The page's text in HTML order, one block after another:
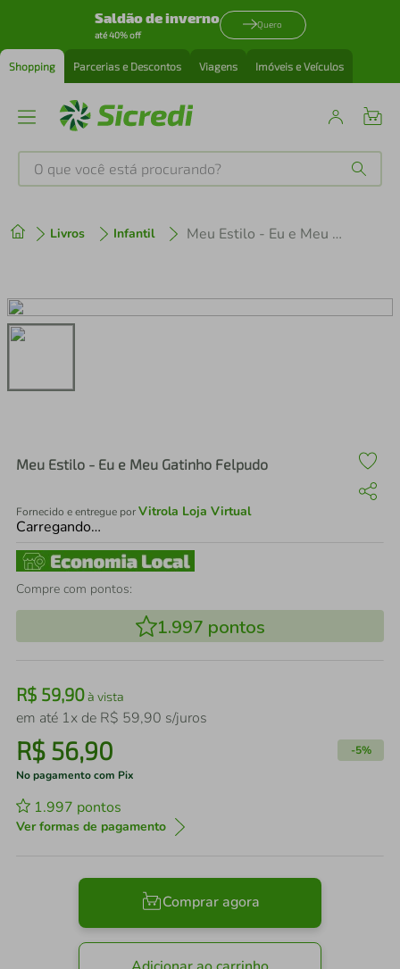
Saldão de inverno
até 40% off
Quero
Shopping Parcerias e Descontos Viagens Imóveis e Veículos
O que você está procurando?
Livros Infantil Meu Estilo - Eu e Meu Gatinho Felpudo
Meu Estilo - Eu e Meu Gatinho Felpudo
Fornecido e entregue porVitrola Loja Virtual
Carregando…
Compre com pontos:
1.997 pontos
R$ 59,90à vista
em até 1x de R$ 59,90 s/juros
R$ 56,90 -5%
No pagamento com Pix
1.997 pontos
Ver formas de pagamento
Comprar agora
2º cafeteira